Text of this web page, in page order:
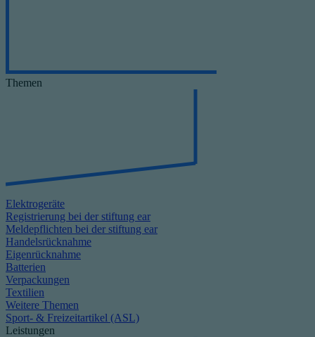
Themen
Elektrogeräte
Registrierung bei der stiftung ear
Meldepflichten bei der stiftung ear
Handelsrücknahme
Eigenrücknahme
Batterien
Verpackungen
Textilien
Weitere Themen
Sport- & Freizeitartikel (ASL)
Leistungen